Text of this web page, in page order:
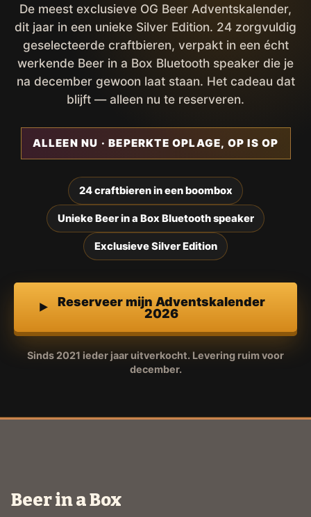
De meest exclusieve OG Beer Adventskalender,
dit jaar in een unieke Silver Edition. 24 zorgvuldig
geselecteerde craftbieren, verpakt in een écht
werkende Beer in a Box Bluetooth speaker die je
na december gewoon laat staan. Het cadeau dat
blijft — alleen nu te reserveren.
ALLEEN NU · BEPERKTE OPLAGE, OP IS OP
24 craftbieren in een boombox
Unieke Beer in a Box Bluetooth speaker
Exclusieve Silver Edition
Reserveer mijn Adventskalender
2026
Sinds 2021 ieder jaar uitverkocht. Levering ruim voor
december.
Beer in a Box